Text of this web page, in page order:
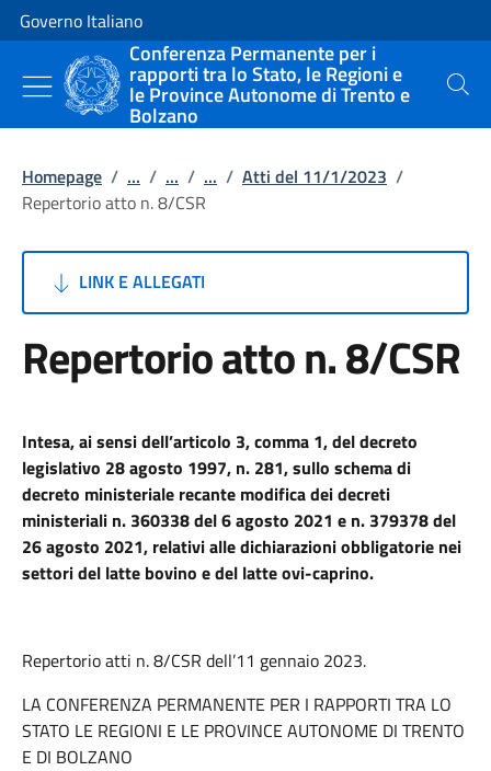
Vai al contenuto
Vai alla navigazione del sito
Governo Italiano
Conferenza Permanente per i
rapporti tra lo Stato, le Regioni e
le Province Autonome di Trento e
Bolzano
Cerca
Homepage / ... / ... / ... / Atti del 11/1/2023 /
Repertorio atto n. 8/CSR
LINK E ALLEGATI
Repertorio atto n. 8/CSR
Intesa, ai sensi dell’articolo 3, comma 1, del decreto
legislativo 28 agosto 1997, n. 281, sullo schema di
decreto ministeriale recante modifica dei decreti
ministeriali n. 360338 del 6 agosto 2021 e n. 379378 del
26 agosto 2021, relativi alle dichiarazioni obbligatorie nei
settori del latte bovino e del latte ovi-caprino.
Repertorio atti n. 8/CSR dell’11 gennaio 2023.
LA CONFERENZA PERMANENTE PER I RAPPORTI TRA LO
STATO LE REGIONI E LE PROVINCE AUTONOME DI TRENTO
E DI BOLZANO